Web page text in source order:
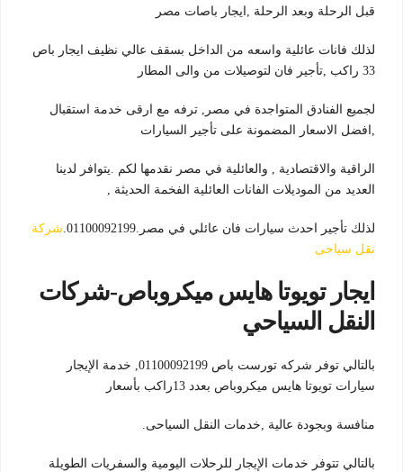
قبل الرحلة وبعد الرحلة ,ايجار باصات مصر
لذلك فانات عائلية واسعه من الداخل بسقف عالي نظيف ايجار باص
33 راكب ,تأجير فان لتوصيلات من والى المطار
لجميع الفنادق المتواجدة في مصر, ترفه مع ارقى خدمة استقبال
,افضل الاسعار المضمونة على تأجير السيارات
الراقية والاقتصادية , والعائلية في مصر نقدمها لكم .يتوافر لدينا
العديد من الموديلات الفانات العائلية الفخمة الحديثة ,
لذلك تأجير احدث سيارات فان عائلي في مصر.01100092199.
شركة
نقل سياحى
ايجار تويوتا هايس ميكروباص-شركات
النقل السياحي
بالتالي توفر شركه تورست باص 01100092199, خدمة الإيجار
سيارات تويوتا هايس ميكروباص بعدد 13راكب بأسعار
منافسة وبجودة عالية ,خدمات النقل السياحى.
بالتالي تتوفر خدمات الإيجار للرحلات اليومية والسفريات الطويلة